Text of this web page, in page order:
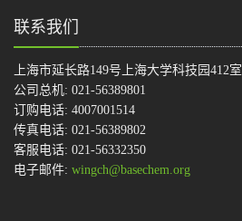
联系我们
上海市延长路149号上海大学科技园412室
公司总机: 021-56389801
订购电话: 4007001514
传真电话: 021-56389802
客服电话: 021-56332350
电子邮件: wingch@basechem.org